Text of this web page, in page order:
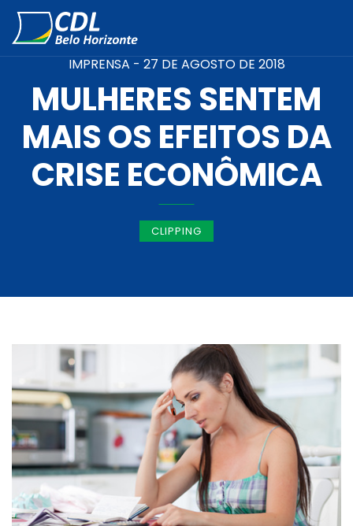
IMPRENSA - 27 DE AGOSTO DE 2018
MULHERES SENTEM
MAIS OS EFEITOS DA
CRISE ECONÔMICA
CLIPPING